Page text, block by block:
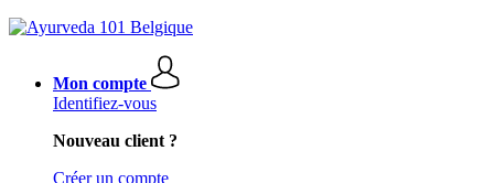
Mon compte
Identifiez-vous
Nouveau client ?
Créer un compte